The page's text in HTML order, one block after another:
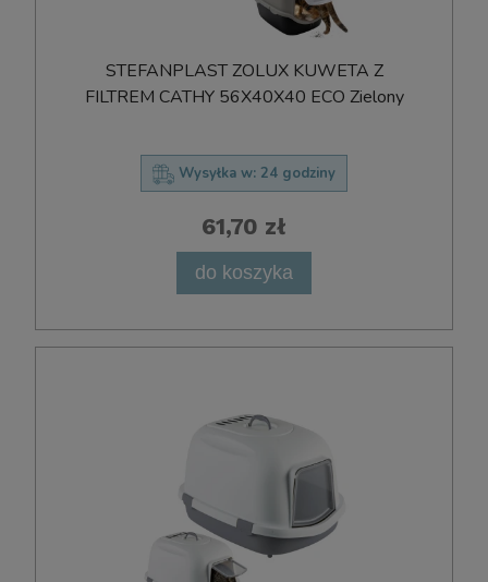
STEFANPLAST ZOLUX KUWETA Z
FILTREM CATHY 56X40X40 ECO Zielony
Wysyłka w: 24 godziny
61,70 zł
do koszyka